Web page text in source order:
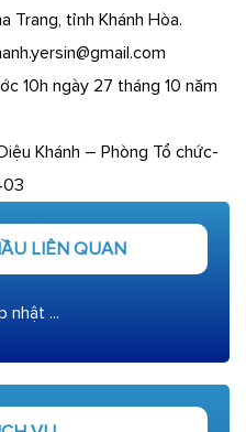
Trang, tỉnh Khánh Hòa.
10h ngày 27 tháng 10 năm
Khánh – Phòng Tổ chức-
LIÊN QUAN
nhật ...